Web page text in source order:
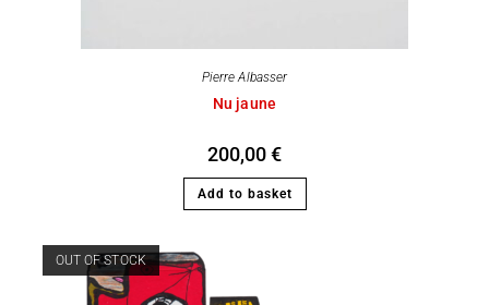
Pierre Albasser
Nu jaune
200,00€
Add to basket
OUT OF STOCK